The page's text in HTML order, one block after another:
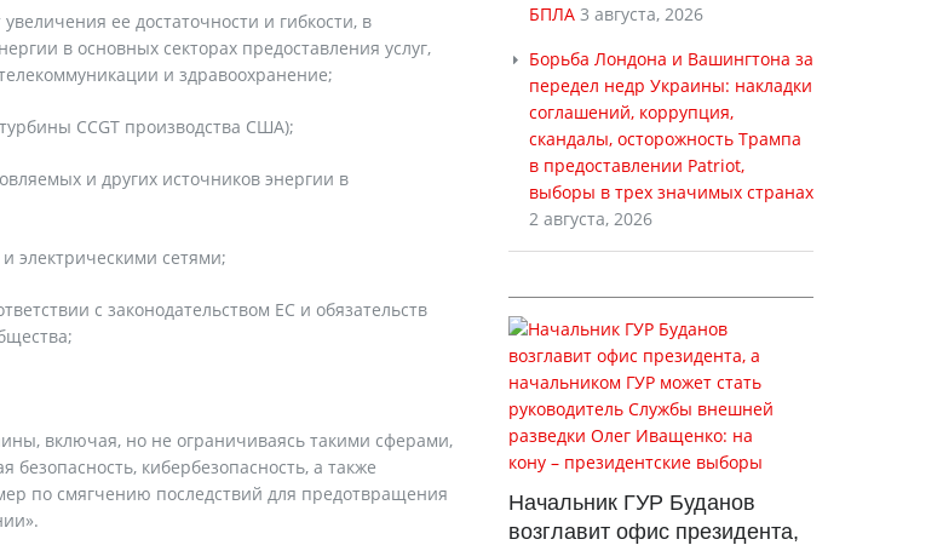
ее достаточности и гибкости, в
в основных секторах предоставления услуг,
и здравоохранение;
CCGT производства США);
и других источников энергии в
электрическими сетями;
с законодательством ЕС и обязательств
включая, но не ограничиваясь такими сферами,
кибербезопасность, а также
по смягчению последствий для предотвращения
БПЛА 3 августа, 2026
Борьба Лондона и Вашингтона за
передел недр Украины: накладки
соглашений, коррупция,
скандалы, осторожность Трампа
в предоставлении Patriot,
выборы в трех значимых странах
2 августа, 2026
Начальник ГУР Буданов
возглавит офис президента,